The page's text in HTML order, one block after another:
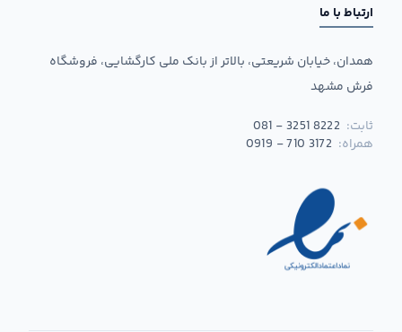
ارتباط با ما
همدان، خیابان شریعتی، بالاتر از بانک ملی کارگشایی، فروشگاه
فرش مشهد
ثابت: 081 - 3251 8222
همراه: 0919 - 710 3172